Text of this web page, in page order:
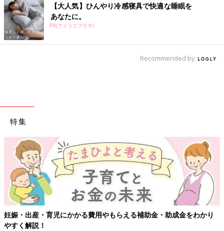
【大人気】ひんやり冷感寝具で快適な睡眠を
あなたに。
PR(アイリスプラザ)
Recommended by
特集
妊娠・出産・育児にかかる費用やもらえる補助金・助成金をわかり
やすく解説！